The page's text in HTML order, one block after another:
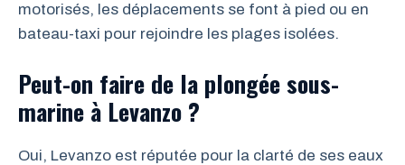
motorisés, les déplacements se font à pied ou en
bateau-taxi pour rejoindre les plages isolées.
Peut-on faire de la plongée sous-
marine à Levanzo ?
Oui, Levanzo est réputée pour la clarté de ses eaux